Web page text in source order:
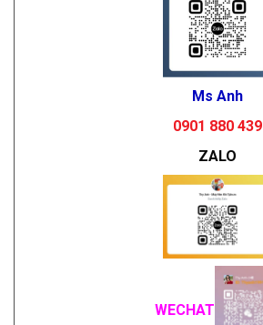
Ms Anh
0901 880 439
ZALO
WECHAT